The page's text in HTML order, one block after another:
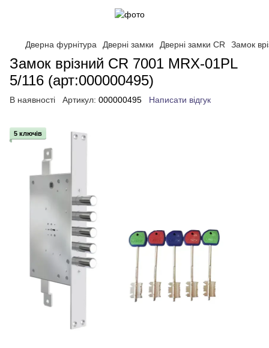
Дверна фурнітура Дверні замки Дверні замки CR Замок
Замок врізний CR 7001 MRX-01PL
5/116 (арт:000000495)
В наявності Артикул: 000000495 Написати відгук
5 ключів